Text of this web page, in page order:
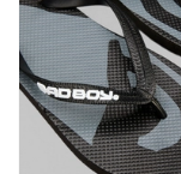
тренировок и
время года.
водостойких
синтетический
защиту стопы